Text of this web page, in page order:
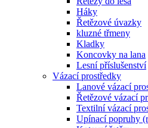
Háky
Řetězové úvazky
kluzné třmeny
Kladky
Koncovky na lana
Lesní příslušenství
Vázací prostředky
Lanové vázací
Řetězové vázací
Textilní vázací
Upínací popruhy